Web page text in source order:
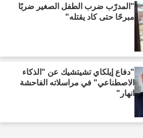
"المدرّب ضرب الطفل الصغير ضربًا
مبرحًا حتى كاد يقتله"
"دفاع إيلكاي تشيتشيك عن "الذكاء
الاصطناعي" في مراسلاته الفاحشة
انهار"